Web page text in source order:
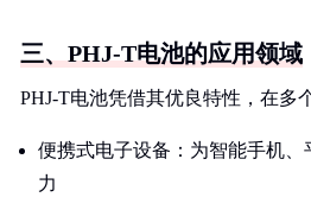
三、PHJ-T电池的应用领域
PHJ-T电池凭借其优良特性，在多
便携式电子设备：为智能手机
力